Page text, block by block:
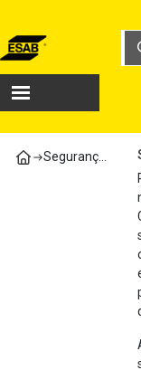
Máquinas e
Total
R$ 0,00